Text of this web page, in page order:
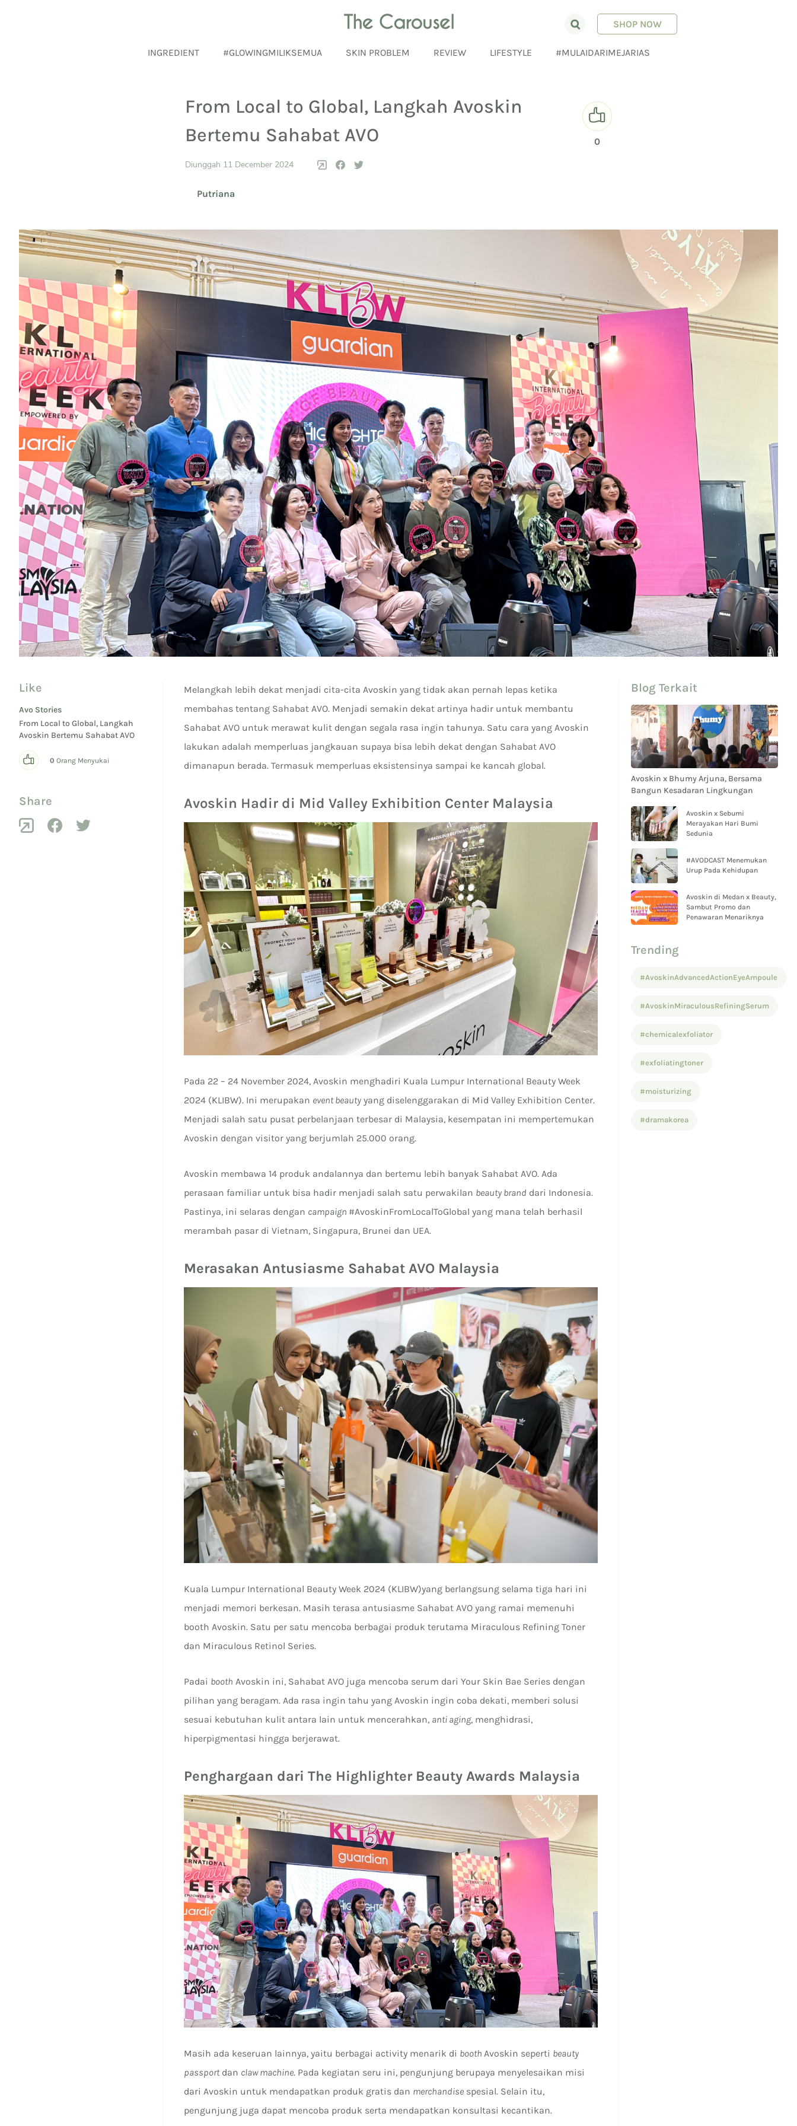
INGREDIENT #GLOWINGMILIKSEMUA SKIN PROBLEM REVIEW LIFESTYLE #MULAIDARIMEJARIAS
SHOP NOW
From Local to Global, Langkah Avoskin
Bertemu Sahabat AVO
0
Diunggah 11 December 2024
Putriana
Like
Avo Stories
From Local to Global, Langkah
Avoskin Bertemu Sahabat AVO
0 Orang Menyukai
Share
Melangkah lebih dekat menjadi cita-cita Avoskin yang tidak akan pernah lepas ketika
membahas tentang Sahabat AVO. Menjadi semakin dekat artinya hadir untuk membantu
Sahabat AVO untuk merawat kulit dengan segala rasa ingin tahunya. Satu cara yang Avoskin
lakukan adalah memperluas jangkauan supaya bisa lebih dekat dengan Sahabat AVO
dimanapun berada. Termasuk memperluas eksistensinya sampai ke kancah global.
Avoskin Hadir di Mid Valley Exhibition Center Malaysia
Pada 22 – 24 November 2024, Avoskin menghadiri Kuala Lumpur International Beauty Week
2024 (KLIBW). Ini merupakan event beauty yang diselenggarakan di Mid Valley Exhibition Center.
Menjadi salah satu pusat perbelanjaan terbesar di Malaysia, kesempatan ini mempertemukan
Avoskin dengan visitor yang berjumlah 25.000 orang.
Avoskin membawa 14 produk andalannya dan bertemu lebih banyak Sahabat AVO. Ada
perasaan familiar untuk bisa hadir menjadi salah satu perwakilan beauty brand dari Indonesia.
Pastinya, ini selaras dengan campaign #AvoskinFromLocalToGlobal yang mana telah berhasil
merambah pasar di Vietnam, Singapura, Brunei dan UEA.
Merasakan Antusiasme Sahabat AVO Malaysia
Kuala Lumpur International Beauty Week 2024 (KLIBW)yang berlangsung selama tiga hari ini
menjadi memori berkesan. Masih terasa antusiasme Sahabat AVO yang ramai memenuhi
booth Avoskin. Satu per satu mencoba berbagai produk terutama Miraculous Refining Toner
dan Miraculous Retinol Series.
Padai booth Avoskin ini, Sahabat AVO juga mencoba serum dari Your Skin Bae Series dengan
pilihan yang beragam. Ada rasa ingin tahu yang Avoskin ingin coba dekati, memberi solusi
sesuai kebutuhan kulit antara lain untuk mencerahkan, anti aging, menghidrasi,
hiperpigmentasi hingga berjerawat.
Penghargaan dari The Highlighter Beauty Awards Malaysia
Masih ada keseruan lainnya, yaitu berbagai activity menarik di boothAvoskin seperti beauty
passportdan claw machine. Pada kegiatan seru ini, pengunjung berupaya menyelesaikan misi
dari Avoskin untuk mendapatkan produk gratis dan merchandise spesial. Selain itu,
pengunjung juga dapat mencoba produk serta mendapatkan konsultasi kecantikan.
Blog Terkait
Avoskin x Bhumy Arjuna, Bersama
Bangun Kesadaran Lingkungan
Avoskin x Sebumi
Merayakan Hari Bumi
Sedunia
#AVODCAST Menemukan
Urup Pada Kehidupan
Avoskin di Medan x Beauty,
Sambut Promo dan
Penawaran Menariknya
Trending
#AvoskinAdvancedActionEyeAmpoule
#AvoskinMiraculousRefiningSerum
#chemicalexfoliator
#exfoliatingtoner
#moisturizing
#dramakorea